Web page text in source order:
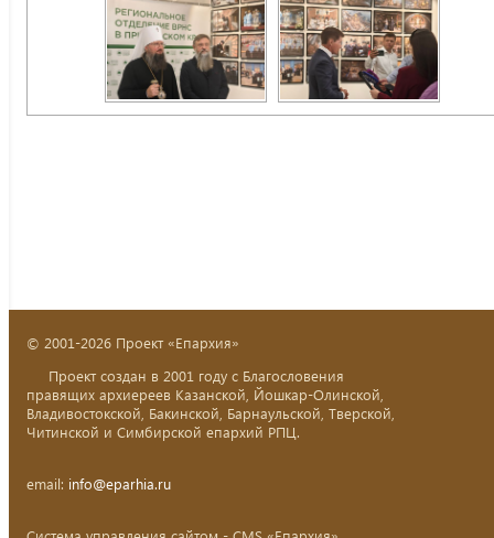
© 2001-2026 Проект «Епархия»
Проект создан в 2001 году с Благословения
правящих архиереев Казанской, Йошкар-Олинской,
Владивостокской, Бакинской, Барнаульской, Тверской,
Читинской и Симбирской епархий РПЦ.
email: info@eparhia.ru